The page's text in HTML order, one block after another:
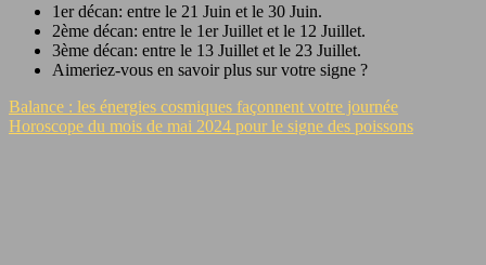
1er décan: entre le 21 Juin et le 30 Juin.
2ème décan: entre le 1er Juillet et le 12 Juillet.
3ème décan: entre le 13 Juillet et le 23 Juillet.
Aimeriez-vous en savoir plus sur votre signe ?
Balance : les énergies cosmiques façonnent votre journée
Horoscope du mois de mai 2024 pour le signe des poissons